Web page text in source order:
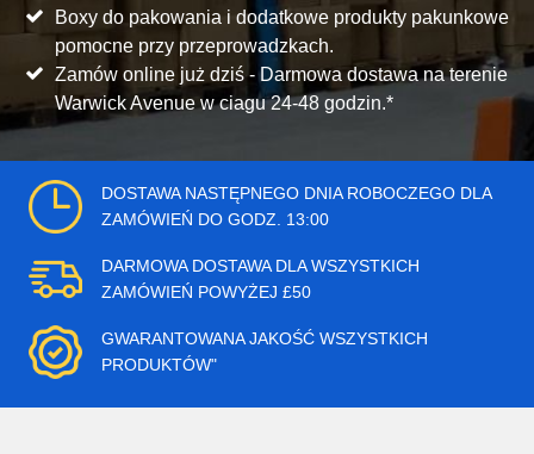
Boxy do pakowania i dodatkowe produkty pakunkowe
pomocne przy przeprowadzkach.
Zamów online już dziś - Darmowa dostawa na terenie
Warwick Avenue w ciagu 24-48 godzin.*
DOSTAWA NASTĘPNEGO DNIA ROBOCZEGO DLA
ZAMÓWIEŃ DO GODZ. 13:00
DARMOWA DOSTAWA DLA WSZYSTKICH
ZAMÓWIEŃ POWYŻEJ £50
GWARANTOWANA JAKOŚĆ WSZYSTKICH
PRODUKTÓW"